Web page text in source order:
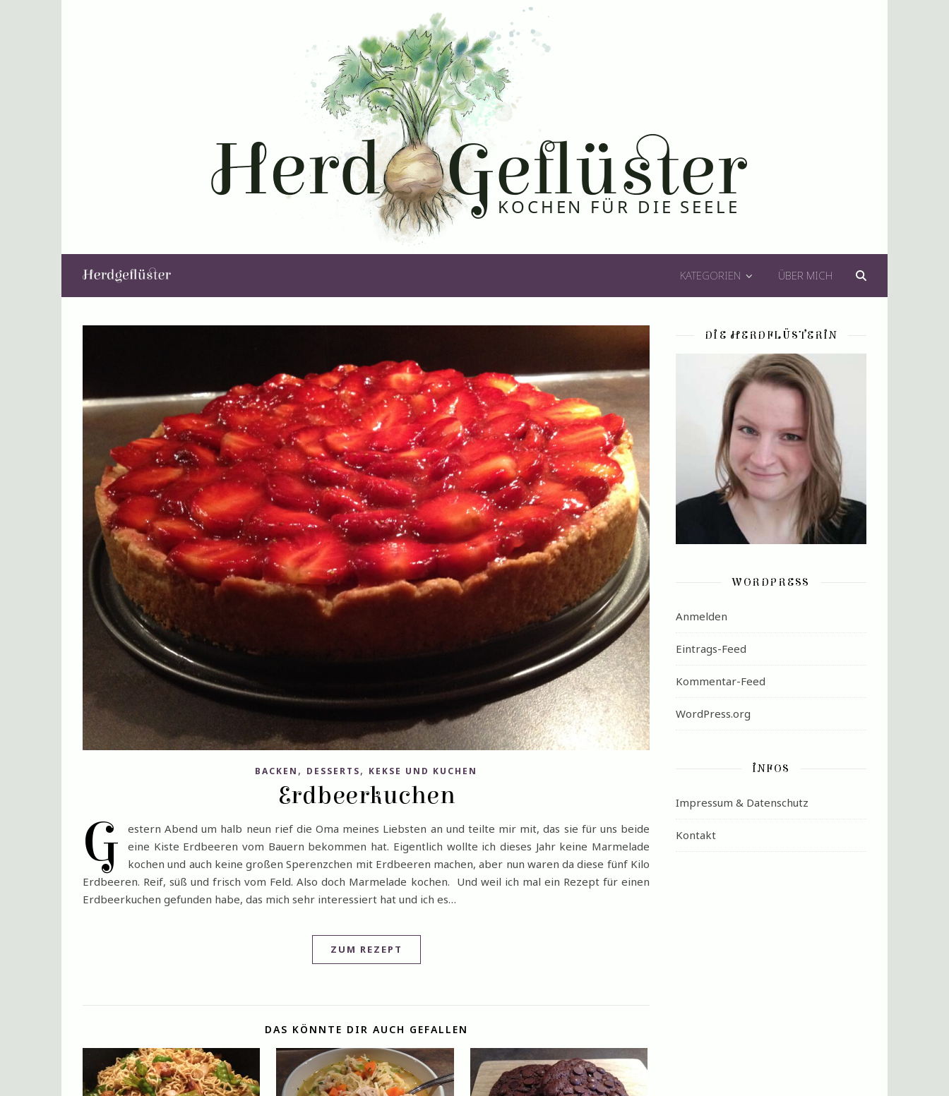
KATEGORIEN ÜBER MICH
BACKEN , DESSERTS, KEKSE UND KUCHEN
Erdbeerkuchen
G
estern Abend um halb neun rief die Oma meines Liebsten an und teilte mir mit, das sie für uns beide
eine Kiste Erdbeeren vom Bauern bekommen hat. Eigentlich wollte ich dieses Jahr keine Marmelade
kochen und auch keine großen Sperenzchen mit Erdbeeren machen, aber nun waren da diese fünf Kilo
Erdbeeren. Reif, süß und frisch vom Feld. Also doch Marmelade kochen. Und weil ich mal ein Rezept für einen
Erdbeerkuchen gefunden habe, das mich sehr interessiert hat und ich es…
ZUM REZEPT
DAS KÖNNTE DIR AUCH GEFALLEN
DIE HERDFLÜSTERIN
WORDPRESS
Anmelden
Eintrags-Feed
Kommentar-Feed
WordPress.org
INFOS
Impressum & Datenschutz
Kontakt